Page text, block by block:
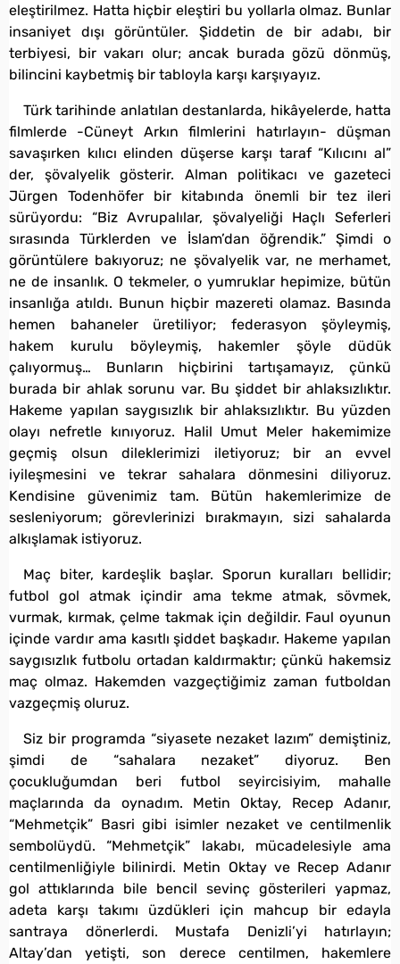
eleştirilmez. Hatta hiçbir eleştiri bu yollarla olmaz. Bunlar
insaniyet dışı görüntüler. Şiddetin de bir adabı, bir
terbiyesi, bir vakarı olur; ancak burada gözü dönmüş,
bilincini kaybetmiş bir tabloyla karşı karşıyayız.
Türk tarihinde anlatılan destanlarda, hikâyelerde, hatta
filmlerde -Cüneyt Arkın filmlerini hatırlayın- düşman
savaşırken kılıcı elinden düşerse karşı taraf “Kılıcını al”
der, şövalyelik gösterir. Alman politikacı ve gazeteci
Jürgen Todenhöfer bir kitabında önemli bir tez ileri
sürüyordu: “Biz Avrupalılar, şövalyeliği Haçlı Seferleri
sırasında Türklerden ve İslam’dan öğrendik.” Şimdi o
görüntülere bakıyoruz; ne şövalyelik var, ne merhamet,
ne de insanlık. O tekmeler, o yumruklar hepimize, bütün
insanlığa atıldı. Bunun hiçbir mazereti olamaz. Basında
hemen bahaneler üretiliyor; federasyon şöyleymiş,
hakem kurulu böyleymiş, hakemler şöyle düdük
çalıyormuş… Bunların hiçbirini tartışamayız, çünkü
burada bir ahlak sorunu var. Bu şiddet bir ahlaksızlıktır.
Hakeme yapılan saygısızlık bir ahlaksızlıktır. Bu yüzden
olayı nefretle kınıyoruz. Halil Umut Meler hakemimize
geçmiş olsun dileklerimizi iletiyoruz; bir an evvel
iyileşmesini ve tekrar sahalara dönmesini diliyoruz.
Kendisine güvenimiz tam. Bütün hakemlerimize de
sesleniyorum; görevlerinizi bırakmayın, sizi sahalarda
alkışlamak istiyoruz.
Maç biter, kardeşlik başlar. Sporun kuralları bellidir;
futbol gol atmak içindir ama tekme atmak, sövmek,
vurmak, kırmak, çelme takmak için değildir. Faul oyunun
içinde vardır ama kasıtlı şiddet başkadır. Hakeme yapılan
saygısızlık futbolu ortadan kaldırmaktır; çünkü hakemsiz
maç olmaz. Hakemden vazgeçtiğimiz zaman futboldan
vazgeçmiş oluruz.
Siz bir programda “siyasete nezaket lazım” demiştiniz,
şimdi de “sahalara nezaket” diyoruz. Ben
çocukluğumdan beri futbol seyircisiyim, mahalle
maçlarında da oynadım. Metin Oktay, Recep Adanır,
“Mehmetçik” Basri gibi isimler nezaket ve centilmenlik
sembolüydü. “Mehmetçik” lakabı, mücadelesiyle ama
centilmenliğiyle bilinirdi. Metin Oktay ve Recep Adanır
gol attıklarında bile bencil sevinç gösterileri yapmaz,
adeta karşı takımı üzdükleri için mahcup bir edayla
santraya dönerlerdi. Mustafa Denizli’yi hatırlayın;
Altay’dan yetişti, son derece centilmen, hakemlere